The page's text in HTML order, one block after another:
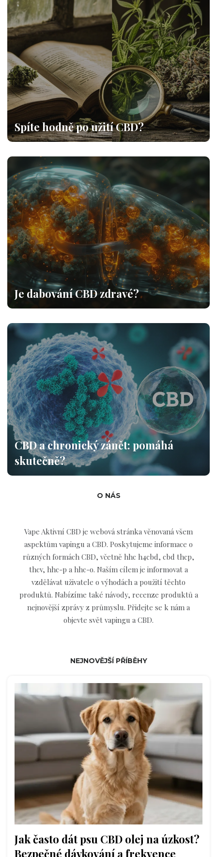
Spíte hodně po užití CBD?
Je dabování CBD zdravé?
CBD a chronický zánět: pomáhá
skutečně?
O NÁS
Vape Aktivní CBD je webová stránka věnovaná všem
aspektům vapingu a CBD. Poskytujeme informace o
různých formách CBD, včetně hhc h4cbd, cbd thcp,
thcv, hhc-p a hhc-o. Naším cílem je informovat a
vzdělávat uživatele o výhodách a použití těchto
produktů. Nabízíme také návody, recenze produktů a
nejnovější zprávy z průmyslu. Přidejte se k nám a
objevte svět vapingu a CBD.
NEJNOVĚJŠÍ PŘÍBĚHY
Jak často dát psu CBD olej na úzkost?
Bezpečné dávkování a frekvence